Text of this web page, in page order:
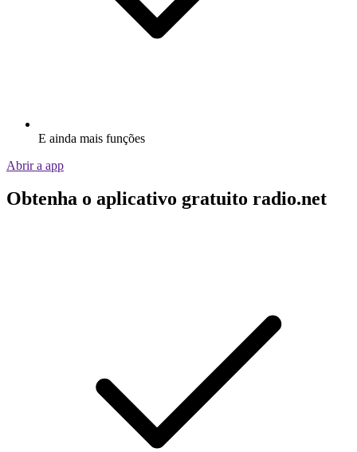
E ainda mais funções
Abrir a app
Obtenha o aplicativo gratuito radio.net